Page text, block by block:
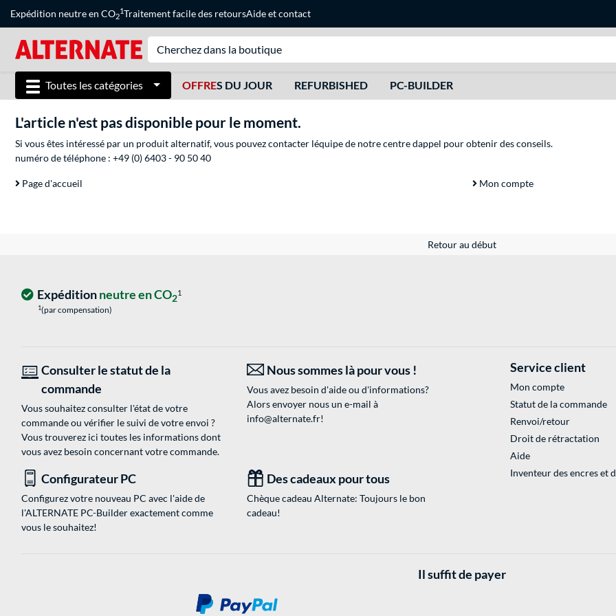
Expédition neutre en CO2
1Traitement facile des retoursAideetcontact
Toutes les catégories OFFRES DU JOUR REFURBISHED PC-BUILDER
L'article n'est pas disponible pour le moment.
Si vous êtes intéressé par un produit alternatif, vous pouvez contacter léquipe de notre centre dappel pour obtenir des conseils.
numéro de téléphone : +49 (0) 6403 - 90 50 40
Page d'accueil Mon compte
Retour au début
Expéditionneutre en CO21
1(par compensation)
Consulter le statut de la
commande
Vous souhaitez consulter l'état de votre
commande ou vérifier le suivi de votre envoi ?
Vous trouverez ici toutes les informations dont
vous avez besoin concernant votre commande.
Nous sommes là pour vous !
Vous avez besoin d'aide ou d'informations?
Alors envoyer nous un e-mail à
info@alternate.fr!
Configurateur PC
Configurez votre nouveau PC avec l'aide de
l'ALTERNATE PC-Builder exactement comme
vous le souhaitez!
Des cadeaux pour tous
Chèque cadeau Alternate: Toujours le bon
cadeau!
Service client
Mon compte
Statut de la commande
Renvoi/retour
Droit de rétractation
Aide
Inventeur des encres et
Il suffit de payer